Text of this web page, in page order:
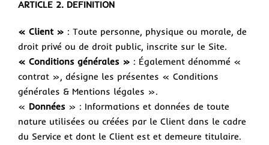
ARTICLE 2. DEFINITION
« Client » : Toute personne, physique ou morale, de
droit privé ou de droit public, inscrite sur le Site.
« Conditions générales » : Également dénommé «
contrat », désigne les présentes « Conditions
générales & Mentions légales ».
« Données» : Informations et données de toute
nature utilisées ou créées par le Client dans le cadre
du Service et dont le Client est et demeure titulaire.